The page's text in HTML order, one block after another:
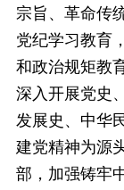
宗旨、革命传
党纪学习教育
和政治规矩教
深入开展党史
发展史、中华
建党精神为源
部，加强铸牢